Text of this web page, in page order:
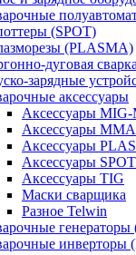
(SPOT)
(PLASMA)
дуговая
зарядные
аксессуары
Аксессуары
Аксессуары MMA
Аксессуары
Аксессуары SPOT
Аксессуары TIG
Маски сварщика
Разное Telwin
инверторы